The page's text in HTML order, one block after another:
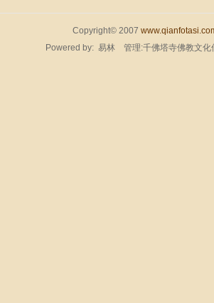
Copyright© 2007
Powered by: 易林 管理:千佛塔寺佛教文化